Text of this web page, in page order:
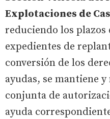
Explotaciones de
reduciendo los plazos
expedientes de
conversión de los
ayudas, se mantiene
conjunta de
ayuda